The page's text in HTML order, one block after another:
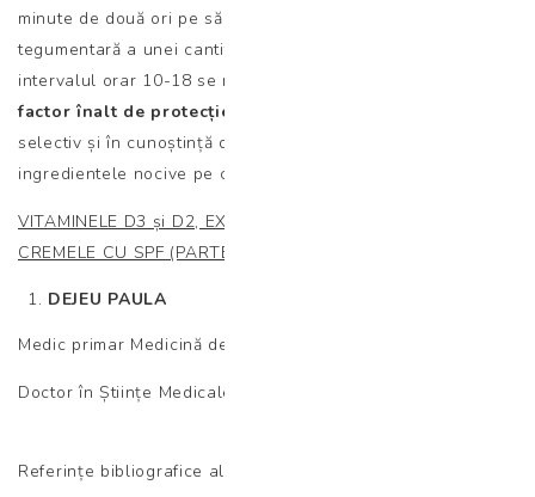
minute de două ori pe săptămână asigură sinteza
tegumentară a unei cantități optime de vitamina D. În
intervalul orar 10-18 se recomandă utilizarea
factor înalt de protecție solară
selectiv și în cunoștință de cauză, ținând cont de
ingredientele nocive pe care unele dintre acestea le conțin.
VITAMINELE D3 și D2, EXPUNEREA LA SOARE, BRONZUL ȘI
CREMELE CU SPF (PARTEA I)
DEJEU PAULA
Medic primar Medicină de Laborator
Doctor în Științe Medicale
Referințe bibliografice ale întregului articol (partea I si II):